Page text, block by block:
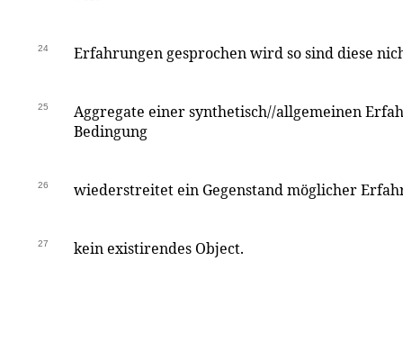
24 Erfahrungen gesprochen wird so sind diese
25
Aggregate einer synthetisch//allgemeinen
Bedingung
26 wiederstreitet ein Gegenstand möglicher
27 kein existirendes Object.